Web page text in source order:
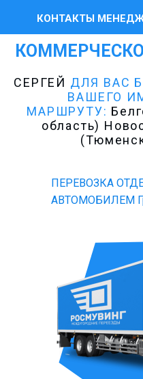
КОНТАКТЫ
СЕРГЕЙ ДЛЯ ВАС
ВАШЕГО
МАРШРУТУ:
область)
ПЕРЕВОЗКА
АВТОМОБИЛЕМ